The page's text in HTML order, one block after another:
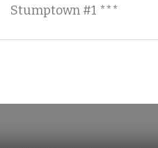
Stumptown #1 ***